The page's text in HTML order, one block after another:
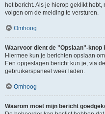
het bericht. Als je hierop geklikt
volgen om de melding te versturen.
Omhoog
Waarvoor dient de "Opslaan"-knop
Hiermee kun je berichten opslaan
Een opgeslagen bericht kun je, via
gebruikerspaneel weer laden.
Omhoog
Waarom moet mijn bericht